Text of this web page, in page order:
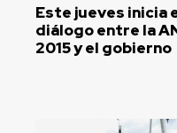
Este jueves inicia
diálogo entre la
2015 y el gobierno